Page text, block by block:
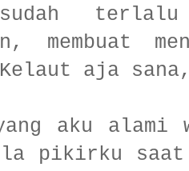
membuat
aja
aku alami
pikirku saat